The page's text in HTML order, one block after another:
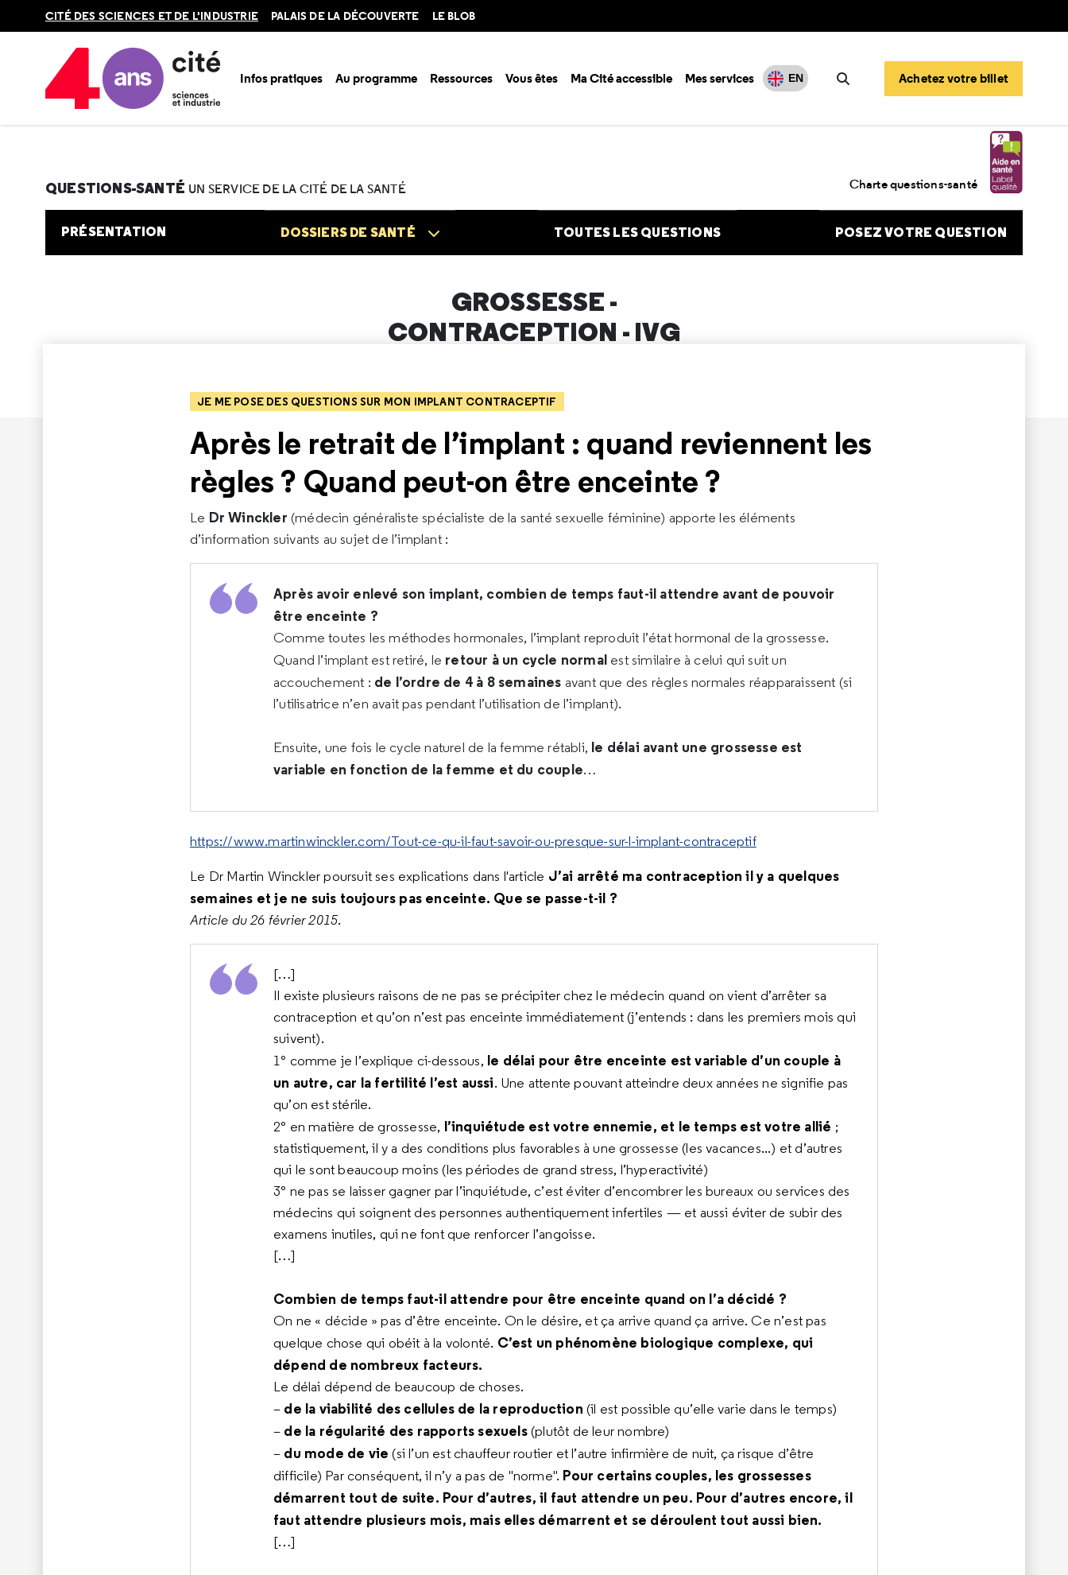
en
CITÉ DES SCIENCES ET DE L'INDUSTRIE PALAIS DE LA DÉCOUVERTE LE BLOB
Infos pratiques Au programme Ressources Vous êtes Ma Cité accessible Mes services EN
Rechercher
Achetez votre billet
Accueil Au programme
Après le retrait de l’implant : quand reviennent les règles ? Quand peut-on être enceinte ?
QUESTIONS-SANTÉ UN SERVICE DE LA CITÉ DE LA SANTÉ Charte questions-santé
PRÉSENTATION DOSSIERS DE SANTÉ TOUTES LES QUESTIONS POSEZ VOTRE QUESTION
GROSSESSE -
CONTRACEPTION - IVG
JE ME POSE DES QUESTIONS SUR MON IMPLANT CONTRACEPTIF
Après le retrait de l’implant : quand reviennent les
règles ? Quand peut-on être enceinte ?
Le Dr Winckler (médecin généraliste spécialiste de la santé sexuelle féminine) apporte les éléments
d’information suivants au sujet de l’implant :
Après avoir enlevé son implant, combien de temps faut-il attendre avant de pouvoir
être enceinte ?
Comme toutes les méthodes hormonales, l’implant reproduit l’état hormonal de la grossesse.
Quand l’implant est retiré, le retour à un cycle normal est similaire à celui qui suit un
accouchement : de l’ordre de 4 à 8 semaines avant que des règles normales réapparaissent (si
l’utilisatrice n’en avait pas pendant l’utilisation de l’implant).
Ensuite, une fois le cycle naturel de la femme rétabli, le délai avant une grossesse est
variable en fonction de la femme et du couple…
https://www.martinwinckler.com/Tout-ce-qu-il-faut-savoir-ou-presque-sur-l-implant-contraceptif
Le Dr Martin Winckler poursuit ses explications dans l'article J’ai arrêté ma contraception il y a quelques
semaines et je ne suis toujours pas enceinte. Que se passe-t-il ?
Article du 26 février 2015.
[…]
Il existe plusieurs raisons de ne pas se précipiter chez le médecin quand on vient d’arrêter sa
contraception et qu’on n’est pas enceinte immédiatement (j’entends : dans les premiers mois qui
suivent).
1° comme je l’explique ci-dessous, le délai pour être enceinte est variable d’un couple à
un autre, car la fertilité l’est aussi. Une attente pouvant atteindre deux années ne signifie pas
qu’on est stérile.
2° en matière de grossesse, l’inquiétude est votre ennemie, et le temps est votre allié ;
statistiquement, il y a des conditions plus favorables à une grossesse (les vacances...) et d’autres
qui le sont beaucoup moins (les périodes de grand stress, l’hyperactivité)
3° ne pas se laisser gagner par l’inquiétude, c’est éviter d’encombrer les bureaux ou services des
médecins qui soignent des personnes authentiquement infertiles — et aussi éviter de subir des
examens inutiles, qui ne font que renforcer l’angoisse.
[…]
Combien de temps faut-il attendre pour être enceinte quand on l’a décidé ?
On ne « décide » pas d’être enceinte. On le désire, et ça arrive quand ça arrive. Ce n’est pas
quelque chose qui obéit à la volonté. C’est un phénomène biologique complexe, qui
dépend de nombreux facteurs.
Le délai dépend de beaucoup de choses.
– de la viabilité des cellules de la reproduction (il est possible qu’elle varie dans le temps)
– de la régularité des rapports sexuels(plutôt de leur nombre)
– du mode de vie(si l’un est chauffeur routier et l’autre infirmière de nuit, ça risque d’être
difficile) Par conséquent, il n’y a pas de "norme". Pour certains couples, les grossesses
démarrent tout de suite. Pour d’autres, il faut attendre un peu. Pour d’autres encore, il
faut attendre plusieurs mois, mais elles démarrent et se déroulent tout aussi bien.
[…]